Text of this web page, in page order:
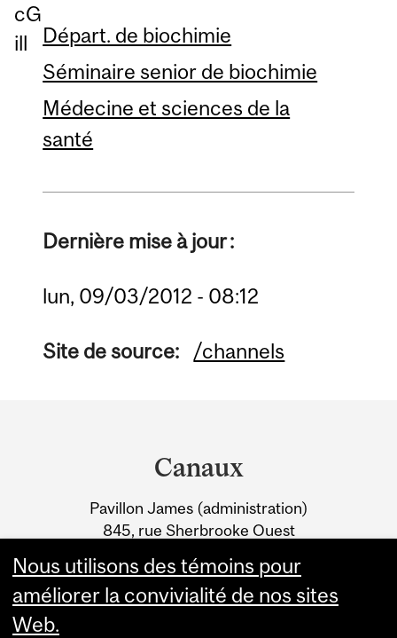
cG
ill
Départ. de biochimie
Séminaire senior de biochimie
Médecine et sciences de la
santé
Dernière mise à jour :
lun, 09/03/2012 - 08:12
Site de source: /channels
Information
Canaux
Pavillon James (administration)
845, rue Sherbrooke Ouest
Nous utilisons des témoins pour
améliorer la convivialité de nos sites
Web.